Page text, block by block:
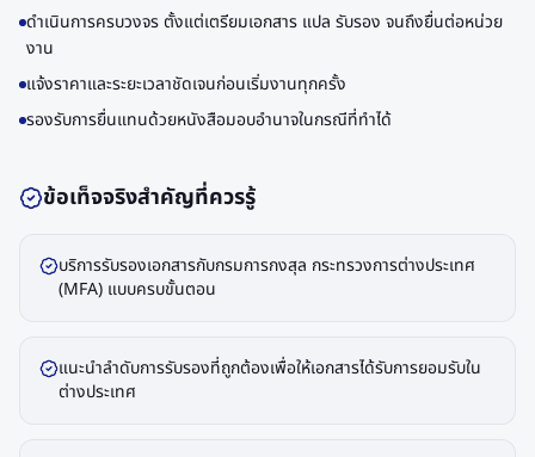
ดำเนินการครบวงจร ตั้งแต่เตรียมเอกสาร แปล รับรอง จนถึงยื่นต่อหน่วย
งาน
แจ้งราคาและระยะเวลาชัดเจนก่อนเริ่มงานทุกครั้ง
รองรับการยื่นแทนด้วยหนังสือมอบอำนาจในกรณีที่ทำได้
ข้อเท็จจริงสำคัญที่ควรรู้
บริการรับรองเอกสารกับกรมการกงสุล กระทรวงการต่างประเทศ
(MFA) แบบครบขั้นตอน
แนะนำลำดับการรับรองที่ถูกต้องเพื่อให้เอกสารได้รับการยอมรับใน
ต่างประเทศ